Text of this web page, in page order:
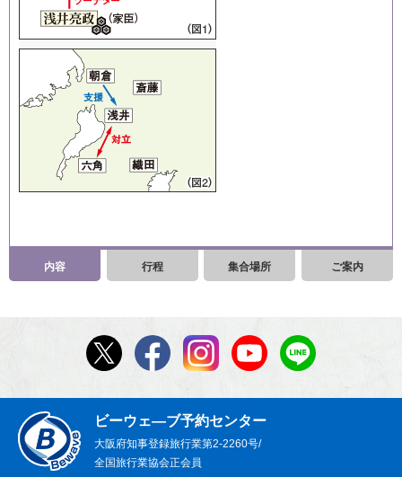
内容 行程 集合場所 ご案内
ビーウェ―ブ予約センター
大阪府知事登録旅行業第2-2260号/
全国旅行業協会正会員